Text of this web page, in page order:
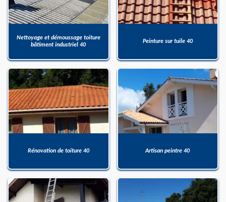
Nettoyage et démoussage toiture
bâtiment industriel 40
Peinture sur tuile 40
Rénovation de toiture 40 Artisan peintre 40